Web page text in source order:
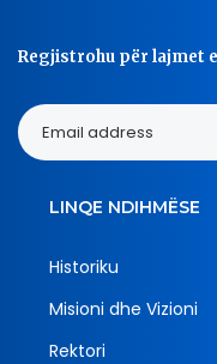
Regjistrohu për lajmet
LINQE NDIHMËSE
Historiku
Misioni dhe Vizioni
Rektori